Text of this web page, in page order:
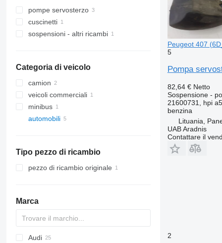
pompe servosterzo
cuscinetti
sospensioni - altri ricambi
Categoria di veicolo
camion
veicoli commerciali
minibus
automobili
Tipo pezzo di ricambio
pezzo di ricambio originale
Marca
Audi
Peugeot 407
5
Pompa
82,64 € Netto
Sospensione -
21600731, hpi
benzina
Lituania,
UAB Aradnis
Contattare il
2